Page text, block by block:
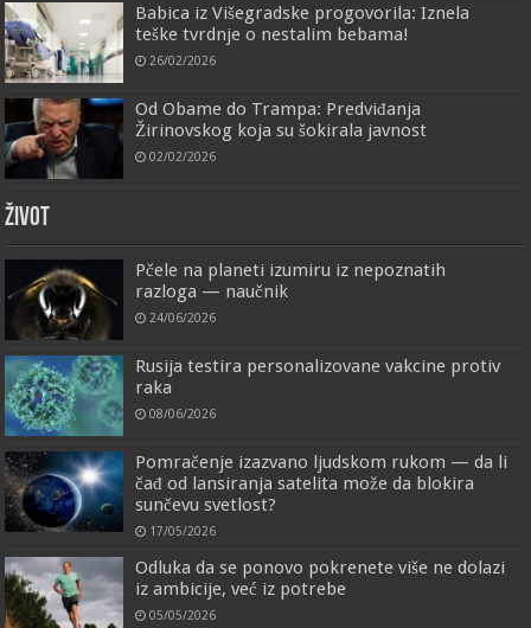
Babica iz Višegradske progovorila: Iznela
teške tvrdnje o nestalim bebama!
26/02/2026
Od Obame do Trampa: Predviđanja
Žirinovskog koja su šokirala javnost
02/02/2026
ŽIVOT
Pčele na planeti izumiru iz nepoznatih
razloga — naučnik
24/06/2026
Rusija testira personalizovane vakcine protiv
raka
08/06/2026
Pomračenje izazvano ljudskom rukom — da li
čađ od lansiranja satelita može da blokira
sunčevu svetlost?
17/05/2026
Odluka da se ponovo pokrenete više ne dolazi
iz ambicije, već iz potrebe
05/05/2026